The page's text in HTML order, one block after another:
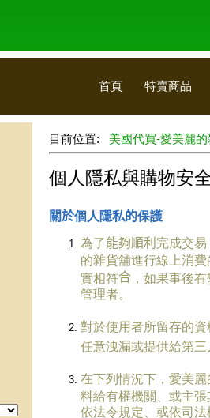
首頁 特賣商品
目前位置: 美國代買-愛美麗
個人隱私與購物安
關於個人隱私的保護
為了能夠順利 完成交
的雜貨舖進行線上消
實相符合 ，如果事後
管理者。
對於使用者所留存的
任意洩漏或提供給第三
在下列情況下，愛美
料給有權機關、或主
依法令規定、或依司